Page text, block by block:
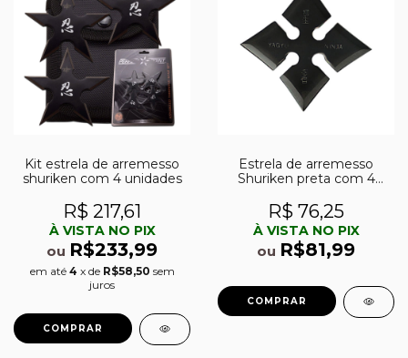
Kit estrela de arremesso
shuriken com 4 unidades
R$ 217,61
À VISTA NO PIX
ou R$233,99
em até 4 x de R$58,50 sem
juros
Estrela de arremesso
Shuriken preta com 4
R$ 76,25
À VISTA NO PIX
ou R$81,99